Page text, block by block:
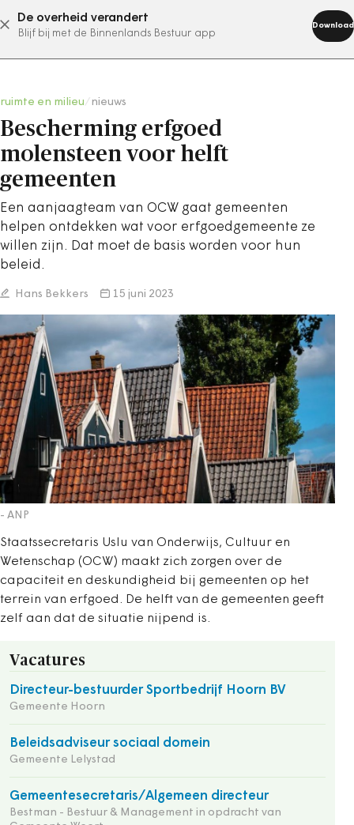
De overheid verandert
Blijf bij met de Binnenlands Bestuur app
Download
abonneer nu
ruimte en milieu nieuws
Bescherming erfgoed
molensteen voor helft
gemeenten
Een aanjaagteam van OCW gaat gemeenten
helpen ontdekken wat voor erfgoedgemeente ze
willen zijn. Dat moet de basis worden voor hun
beleid.
Hans Bekkers 15 juni 2023
- ANP
Staatssecretaris Uslu van Onderwijs, Cultuur en
Wetenschap (OCW) maakt zich zorgen over de
capaciteit en deskundigheid bij gemeenten op het
terrein van erfgoed. De helft van de gemeenten geeft
zelf aan dat de situatie nijpend is.
Vacatures
Directeur-bestuurder Sportbedrijf Hoorn BV
Gemeente Hoorn
Beleidsadviseur sociaal domein
Gemeente Lelystad
Gemeentesecretaris/Algemeen directeur
Bestman - Bestuur & Management in opdracht van